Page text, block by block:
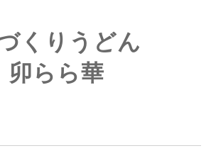
くりうどん
卯らら華